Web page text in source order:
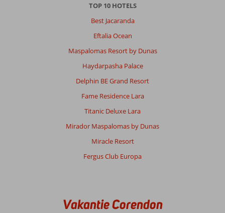
TOP 10 HOTELS
Best Jacaranda
Eftalia Ocean
Maspalomas Resort by Dunas
Haydarpasha Palace
Delphin BE Grand Resort
Fame Residence Lara
Titanic Deluxe Lara
Mirador Maspalomas by Dunas
Miracle Resort
Fergus Club Europa
Vakantie Corendon